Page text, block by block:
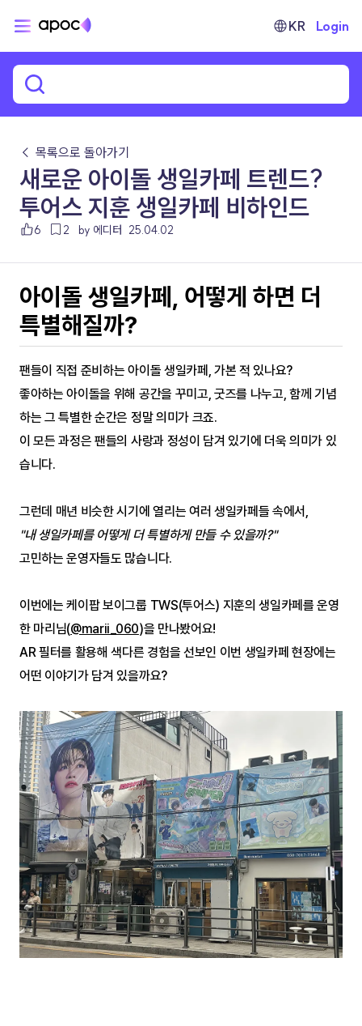
KR Login
← 목록으로 돌아가기
새로운 아이돌 생일카페 트렌드?
투어스 지훈 생일카페 비하인드
6 2 by 에디터 25.04.02
아이돌 생일카페, 어떻게 하면 더
특별해질까?
팬들이 직접 준비하는 아이돌 생일카페, 가본 적 있나요?
좋아하는 아이돌을 위해 공간을 꾸미고, 굿즈를 나누고, 함께 기념
하는 그 특별한 순간은 정말 의미가 크죠.
이 모든 과정은 팬들의 사랑과 정성이 담겨 있기에 더욱 의미가 있
습니다.
그런데 매년 비슷한 시기에 열리는 여러 생일카페들 속에서,
"내 생일카페를 어떻게 더 특별하게 만들 수 있을까?"
고민하는 운영자들도 많습니다.
이번에는 케이팝 보이그룹 TWS(투어스) 지훈의 생일카페를 운영
한 마리님(@marii_060)을 만나봤어요!
AR 필터를 활용해 색다른 경험을 선보인 이번 생일카페 현장에는
어떤 이야기가 담겨 있을까요?